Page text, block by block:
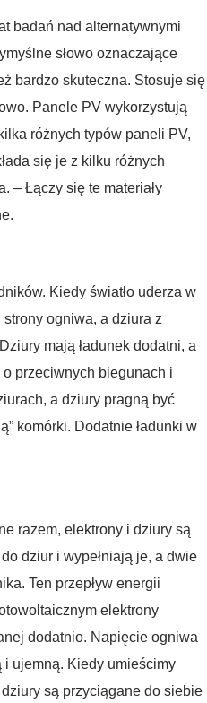
badań nad alternatywnymi
słowo oznaczające
bardzo skuteczna. Stosuje się
Panele PV wykorzystują
różnych typów paneli PV,
się je z kilku różnych
– Łączy się te materiały
Kiedy światło uderza w
ogniwa, a dziura z
mają ładunek dodatni, a
przeciwnych biegunach i
a dziury pragną być
komórki. Dodatnie ładunki w
razem, elektrony i dziury są
dziur i wypełniają je, a dwie
Ten przepływ energii
elektrony
dodatnio. Napięcie ogniwa
i ujemną. Kiedy umieścimy
są przyciągane do siebie